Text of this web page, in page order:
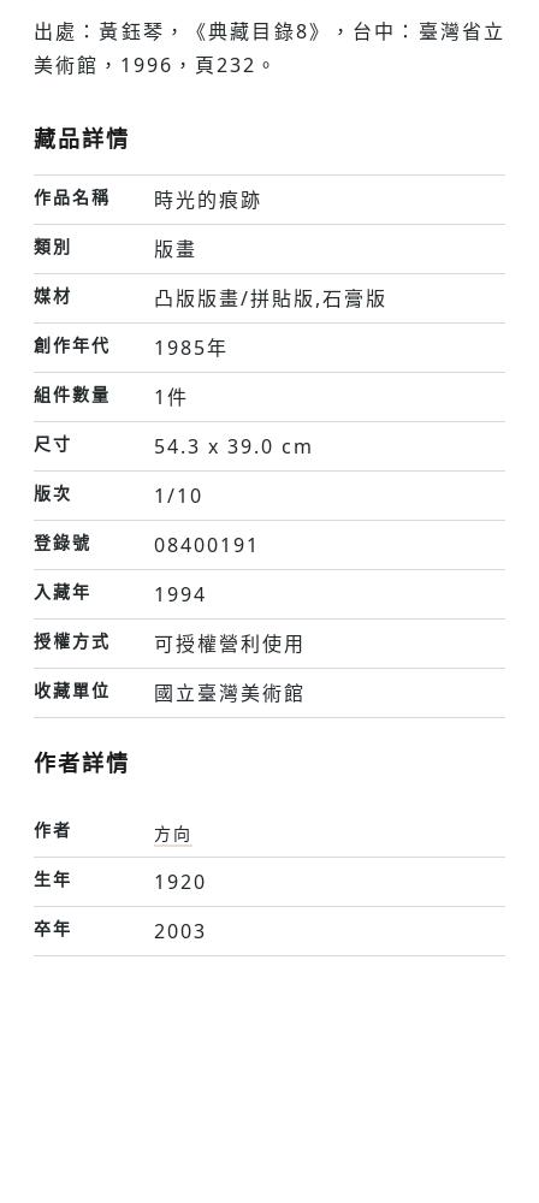
出處：黃鈺琴，《典藏目錄8》，台中：臺灣省立
美術館，1996，頁232。
藏品詳情
作品名稱 時光的痕跡
類別 版畫
媒材 凸版版畫/拼貼版,石膏版
創作年代 1985年
組件數量 1件
尺寸 54.3 x 39.0 cm
版次 1/10
登錄號 08400191
入藏年 1994
授權方式 可授權營利使用
收藏單位 國立臺灣美術館
作者詳情
作者
方向
生年
1920
卒年 2003